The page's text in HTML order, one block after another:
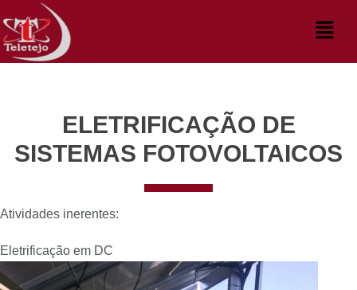
to
content
Menu
ELETRIFICAÇÃO DE
SISTEMAS FOTOVOLTAICOS
Atividades inerentes:
Eletrificação em DC